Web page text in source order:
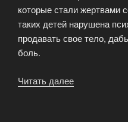
которые стали жертвами
таких детей нарушена
продавать свое тело,
боль.
Читать далее